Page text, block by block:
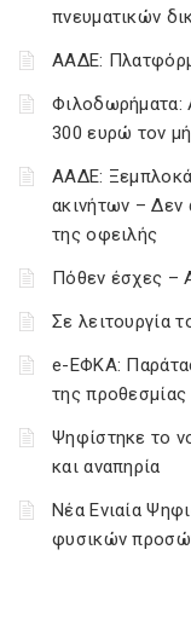
πνευματικών
ΑΑΔΕ:
Φιλοδωρήματα:
300 ευρώ τον
ΑΑΔΕ:
ακινήτων – Δεν
της οφειλής
Πόθεν έσχες –
Σε λειτουργία
e-ΕΦΚΑ:
της
Ψηφίστηκε το
και αναπηρία
Νέα Ενιαία
φυσικών